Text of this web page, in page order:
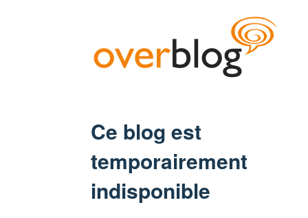
Ce blog est
temporairement
indisponible